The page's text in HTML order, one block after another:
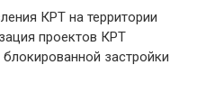
КРТ на территории
проектов КРТ
застройки